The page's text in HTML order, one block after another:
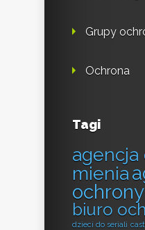
Grupy
Ochrona
Tagi
mienia
biuro
dzieci do seriali